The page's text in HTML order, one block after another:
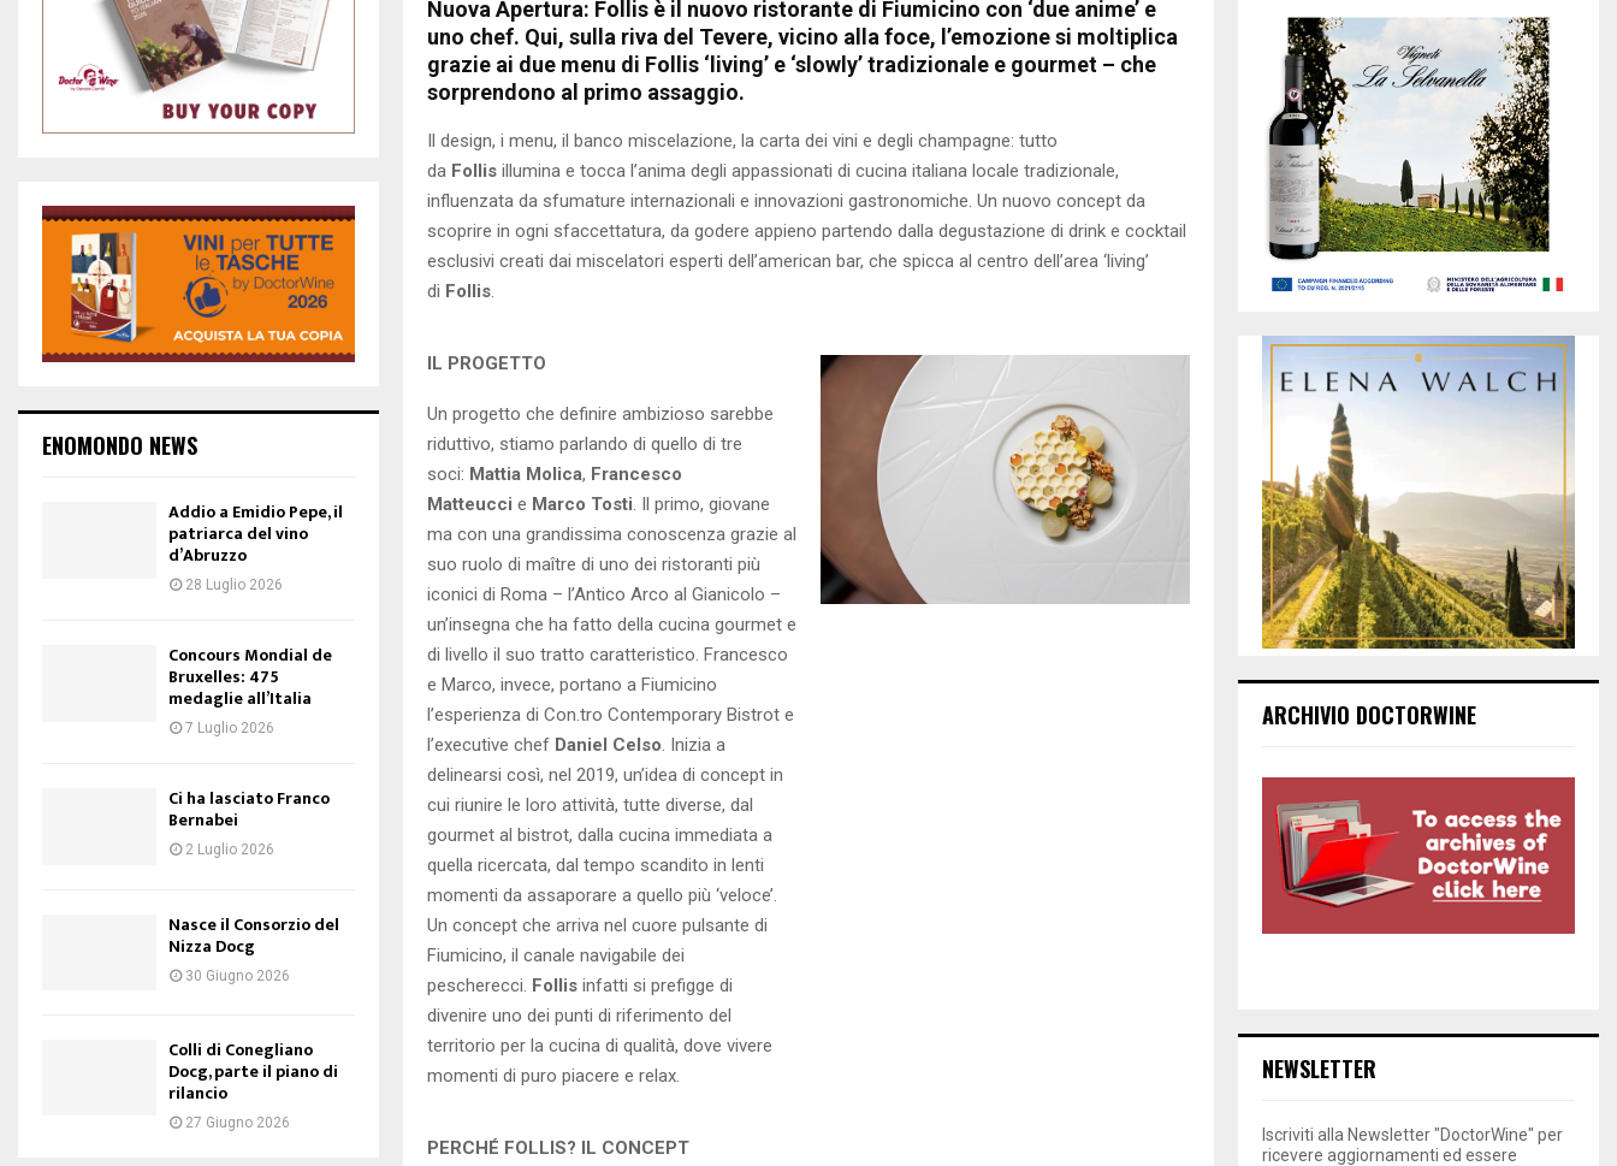
Nuova Apertura: Follis è il nuovo ristorante di Fiumicino con ‘due anime’ e
uno chef. Qui, sulla riva del Tevere, vicino alla foce, l’emozione si moltiplica
grazie ai due menu di Follis ‘living’ e ‘slowly’ tradizionale e gourmet – che
sorprendono al primo assaggio.
Il design, i menu, il banco miscelazione, la carta dei vini e degli champagne: tutto
da Follis illumina e tocca l’anima degli appassionati di cucina italiana locale tradizionale,
influenzata da sfumature internazionali e innovazioni gastronomiche. Un nuovo concept da
scoprire in ogni sfaccettatura, da godere appieno partendo dalla degustazione di drink e cocktail
esclusivi creati dai miscelatori esperti dell’american bar, che spicca al centro dell’area ‘living’
di Follis
IL PROGETTO
Un progetto che definire ambizioso sarebbe
riduttivo, stiamo parlando di quello di tre
soci: Mattia Molica, Francesco
Matteucci e Marco Tosti . Il primo, giovane
ma con una grandissima conoscenza grazie al
suo ruolo di maître di uno dei ristoranti più
iconici di Roma – l’Antico Arco al Gianicolo –
un’insegna che ha fatto della cucina gourmet e
di livello il suo tratto caratteristico. Francesco
e Marco, invece, portano a Fiumicino
l’esperienza di Con.tro Contemporary Bistrot e
l’executive chef Daniel Celso . Inizia a
delinearsi così, nel 2019, un’idea di concept in
cui riunire le loro attività, tutte diverse, dal
gourmet al bistrot, dalla cucina immediata a
quella ricercata, dal tempo scandito in lenti
momenti da assaporare a quello più ‘veloce’.
Un concept che arriva nel cuore pulsante di
Fiumicino, il canale navigabile dei
pescherecci. Follis infatti si prefigge di
divenire uno dei punti di riferimento del
territorio per la cucina di qualità, dove vivere
momenti di puro piacere e relax.
PERCHÉ FOLLIS? IL CONCEPT
ENOMONDO NEWS
Addio a Emidio Pepe, il
patriarca del vino
d’Abruzzo
28 Luglio 2026
Concours Mondial de
Bruxelles: 475
medaglie all’Italia
7 Luglio 2026
Ci ha lasciato Franco
Bernabei
2 Luglio 2026
Nasce il Consorzio del
Nizza Docg
30 Giugno 2026
Colli di Conegliano
Docg, parte il piano di
rilancio
27 Giugno 2026
ARCHIVIO DOCTORWINE
NEWSLETTER
Iscriviti alla Newsletter "DoctorWine" per
ricevere aggiornamenti ed essere